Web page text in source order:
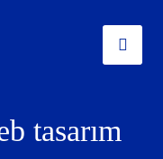
tasarım